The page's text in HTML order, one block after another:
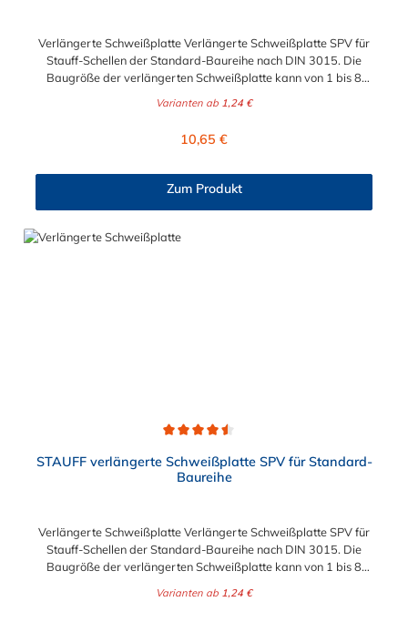
Verlängerte Schweißplatte Verlängerte Schweißplatte SPV für
Stauff-Schellen der Standard-Baureihe nach DIN 3015. Die
Baugröße der verlängerten Schweißplatte kann von 1 bis 8
Varianten ab 1,24 €
Regulärer Preis:
10,65 €
Zum Produkt
STAUFF verlängerte Schweißplatte SPV für Standard-
Baureihe
Verlängerte Schweißplatte Verlängerte Schweißplatte SPV für
Stauff-Schellen der Standard-Baureihe nach DIN 3015. Die
Baugröße der verlängerten Schweißplatte kann von 1 bis 8
Varianten ab 1,24 €